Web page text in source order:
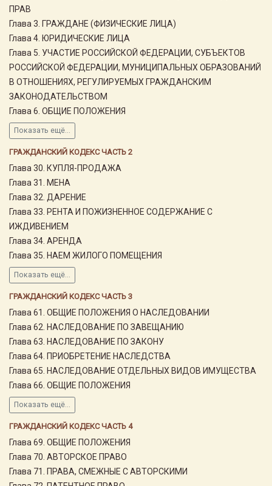
ПРАВ
Глава 3. ГРАЖДАНЕ (ФИЗИЧЕСКИЕ ЛИЦА)
Глава 4. ЮРИДИЧЕСКИЕ ЛИЦА
Глава 5. УЧАСТИЕ РОССИЙСКОЙ ФЕДЕРАЦИИ, СУБЪЕКТОВ
РОССИЙСКОЙ ФЕДЕРАЦИИ, МУНИЦИПАЛЬНЫХ ОБРАЗОВАНИЙ
В ОТНОШЕНИЯХ, РЕГУЛИРУЕМЫХ ГРАЖДАНСКИМ
ЗАКОНОДАТЕЛЬСТВОМ
Глава 6. ОБЩИЕ ПОЛОЖЕНИЯ
Показать ещё...
ГРАЖДАНСКИЙ КОДЕКС ЧАСТЬ 2
Глава 30. КУПЛЯ-ПРОДАЖА
Глава 31. МЕНА
Глава 32. ДАРЕНИЕ
Глава 33. РЕНТА И ПОЖИЗНЕННОЕ СОДЕРЖАНИЕ С
ИЖДИВЕНИЕМ
Глава 34. АРЕНДА
Глава 35. НАЕМ ЖИЛОГО ПОМЕЩЕНИЯ
Показать ещё...
ГРАЖДАНСКИЙ КОДЕКС ЧАСТЬ 3
Глава 61. ОБЩИЕ ПОЛОЖЕНИЯ О НАСЛЕДОВАНИИ
Глава 62. НАСЛЕДОВАНИЕ ПО ЗАВЕЩАНИЮ
Глава 63. НАСЛЕДОВАНИЕ ПО ЗАКОНУ
Глава 64. ПРИОБРЕТЕНИЕ НАСЛЕДСТВА
Глава 65. НАСЛЕДОВАНИЕ ОТДЕЛЬНЫХ ВИДОВ ИМУЩЕСТВА
Глава 66. ОБЩИЕ ПОЛОЖЕНИЯ
Показать ещё...
ГРАЖДАНСКИЙ КОДЕКС ЧАСТЬ 4
Глава 69. ОБЩИЕ ПОЛОЖЕНИЯ
Глава 70. АВТОРСКОЕ ПРАВО
Глава 71. ПРАВА, СМЕЖНЫЕ С АВТОРСКИМИ